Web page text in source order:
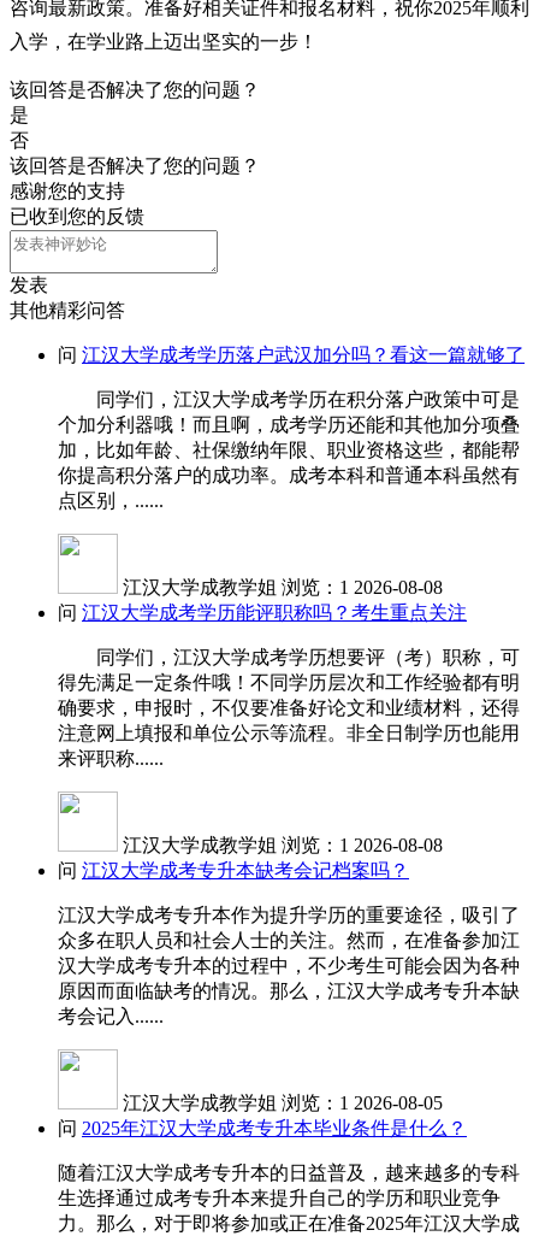
咨询最新政策。准备好相关证件和报名材料，祝你2025年顺利
入学，在学业路上迈出坚实的一步！
该回答是否解决了您的问题？
是
否
该回答是否解决了您的问题？
感谢您的支持
已收到您的反馈
发表
其他精彩问答
问 江汉大学成考学历落户武汉加分吗？看这一篇就够了
同学们，江汉大学成考学历在积分落户政策中可是
个加分利器哦！而且啊，成考学历还能和其他加分项叠
加，比如年龄、社保缴纳年限、职业资格这些，都能帮
你提高积分落户的成功率。成考本科和普通本科虽然有
点区别，......
江汉大学成教学姐 浏览：1 2026-08-08
问 江汉大学成考学历能评职称吗？考生重点关注
同学们，江汉大学成考学历想要评（考）职称，可
得先满足一定条件哦！不同学历层次和工作经验都有明
确要求，申报时，不仅要准备好论文和业绩材料，还得
注意网上填报和单位公示等流程。非全日制学历也能用
来评职称......
江汉大学成教学姐 浏览：1 2026-08-08
问 江汉大学成考专升本缺考会记档案吗？
江汉大学成考专升本作为提升学历的重要途径，吸引了
众多在职人员和社会人士的关注。然而，在准备参加江
汉大学成考专升本的过程中，不少考生可能会因为各种
原因而面临缺考的情况。那么，江汉大学成考专升本缺
考会记入......
江汉大学成教学姐 浏览：1 2026-08-05
问 2025年江汉大学成考专升本毕业条件是什么？
随着江汉大学成考专升本的日益普及，越来越多的专科
生选择通过成考专升本来提升自己的学历和职业竞争
力。那么，对于即将参加或正在准备2025年江汉大学成